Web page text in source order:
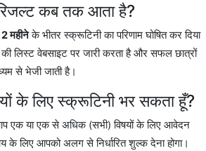
कब तक आता है?
महीनेके भीतर स्क्रूटिनी का परिणाम घोषित कर दिया
की लिस्ट वेबसाइट पर जारी करता है और सफल छात्रों
से भेजी जाती है।
के लिए स्क्रूटिनी भर सकता हूँ?
एक या एक से अधिक (सभी) विषयों के लिए आवेदन
लिए आपको अलग से निर्धारित शुल्क देना होगा।